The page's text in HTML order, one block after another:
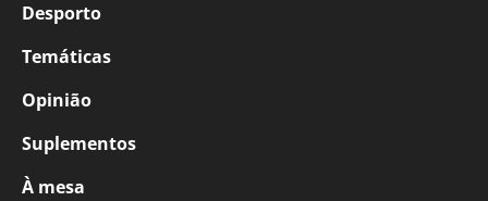
Desporto
Temáticas
Opinião
Suplementos
À mesa